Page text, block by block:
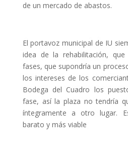
de un mercado de abastos.
El portavoz municipal de IU
idea de la rehabilitación,
fases, que supondría un
los intereses de los
Bodega del Cuadro los
fase, así la plaza no tendría
íntegramente a otro lugar.
barato y más viable